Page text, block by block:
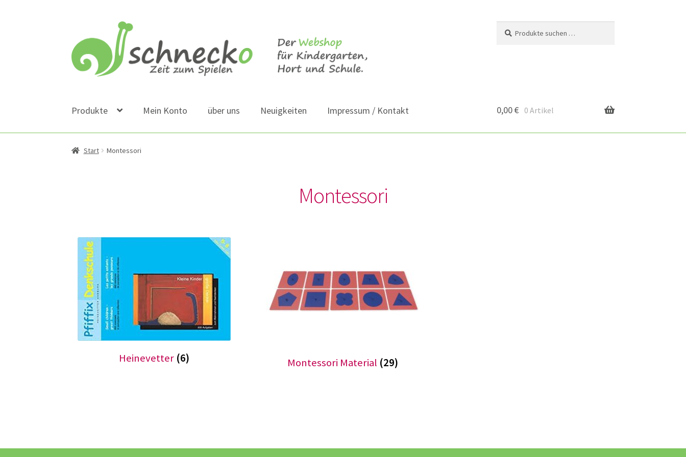
Navigation
springen
Inhalt
springen
nach:
Produkte Mein Konto über uns Neuigkeiten Impressum / Kontakt 0,00€ 0 Artikel
Start Montessori
Montessori
Heinevetter (6) Montessori Material (29)